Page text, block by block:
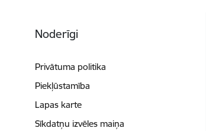
Noderīgi
Privātuma politika
Piekļūstamība
Lapas karte
Sīkdatņu izvēles maiņa